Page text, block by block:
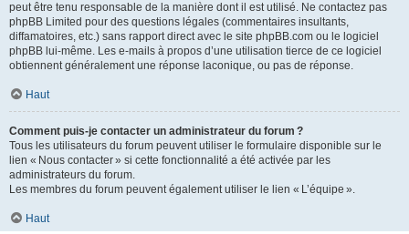
peut être tenu responsable de la manière dont il est utilisé. Ne contactez pas
phpBB Limited pour des questions légales (commentaires insultants,
diffamatoires, etc.) sans rapport direct avec le site phpBB.com ou le logiciel
phpBB lui-même. Les e-mails à propos d’une utilisation tierce de ce logiciel
obtiennent généralement une réponse laconique, ou pas de réponse.
Haut
Comment puis-je contacter un administrateur du forum ?
Tous les utilisateurs du forum peuvent utiliser le formulaire disponible sur le
lien « Nous contacter » si cette fonctionnalité a été activée par les
administrateurs du forum.
Les membres du forum peuvent également utiliser le lien « L’équipe ».
Haut